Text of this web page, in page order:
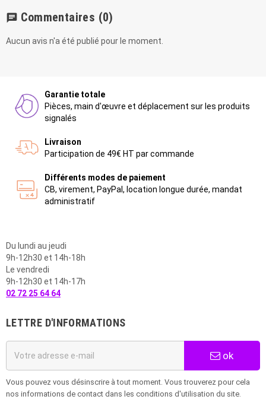
chat Commentaires (0)
Aucun avis n'a été publié pour le moment.
Garantie totale
Pièces, main d'œuvre et déplacement sur les produits
signalés
Livraison
Participation de 49€ HT par commande
Différents modes de paiement
CB, virement, PayPal, location longue durée, mandat
administratif
Du lundi au jeudi
9h-12h30 et 14h-18h
Le vendredi
9h-12h30 et 14h-17h
02 72 25 64 64
LETTRE D'INFORMATIONS
ok
Vous pouvez vous désinscrire à tout moment. Vous trouverez pour cela
nos informations de contact dans les conditions d'utilisation du site.